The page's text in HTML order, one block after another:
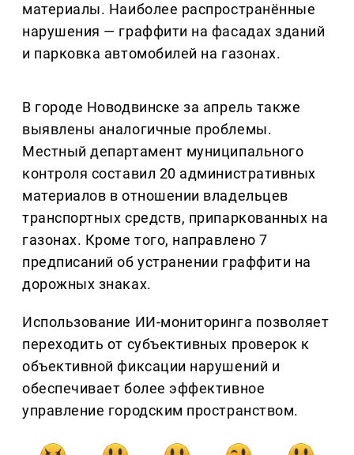
материалы. Наиболее распространённые
нарушения — граффити на фасадах зданий
и парковка автомобилей на газонах.
В городе Новодвинске за апрель также
выявлены аналогичные проблемы.
Местный департамент муниципального
контроля составил 20 административных
материалов в отношении владельцев
транспортных средств, припаркованных на
газонах. Кроме того, направлено 7
предписаний об устранении граффити на
дорожных знаках.
Использование ИИ-мониторинга позволяет
переходить от субъективных проверок к
объективной фиксации нарушений и
обеспечивает более эффективное
управление городским пространством.